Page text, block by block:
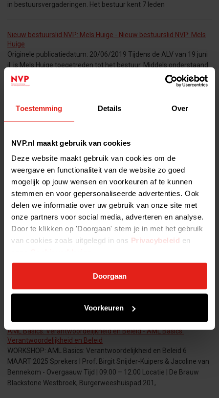
Toestemming Details Over
NVP.nl maakt gebruik van cookies
Deze website maakt gebruik van cookies om de
weergave en functionaliteit van de website zo goed
mogelijk op jouw wensen en voorkeuren af te kunnen
stemmen en voor gepersonaliseerde advertenties. Ook
delen we informatie over uw gebruik van onze site met
onze partners voor social media, adverteren en analyse.
Door te klikken op 'Doorgaan' stem je in met het gebruik
van cookies zoals uitgelegd in ons Privacybeleid en
Doorgaan
Voorkeuren
in bestuursvergaderingen. Het bestuur kent 7 leden
Nieuw bestuurslid NVP: Mels Huige - Nieuw bestuurslid NVP: Mels
Huige
Originele publicatiedatum: 20/06/2019 Tijdens de ALV van 19 juni
jl. is Mels Huige toegetreden tot het bestuur. Middels onderstaand
interview introduceert hij zich aan de leden van de NVP. NVP:
Gefeliciteerd met
tot het bestuur. In dit interview introduceert hij zich aan de leden
van de NVP. Gefeliciteerd met je benoeming
Nieuw bestuurslid: Anne Portwich - Nieuw bestuurslid: Anne
Portwich
Kun je iets over jezelf vertellen en over de
investeringsmaatschappij waarbij je werkt? Ik ben Anne Portwich,
partner bij EQT Life Sciences. Al 25 jaar werk ik met veel plezier bij
Tijdens de ALV van 21 juni jl. is Roland Graaf toegetreden tot het
bestuur. In dit interview introduceert hij zich aan de leden van de
AML Basics: Verantwoordelijkheid en Beleid - AML Basics:
Verantwoordelijkheid en Beleid
WORKSHOP: AML Basics: Verantwoordelijkheid en Beleid 6
MAART 2025 Sprekers l Prof. Birgit Snijder-Kuipers & Jacoline van
Bennekom - Overgaauw Tijd | 09:00 – 12:00 Locatie | De Brauw
Blackstone Westbroek, Burgerweeshuispad 201,